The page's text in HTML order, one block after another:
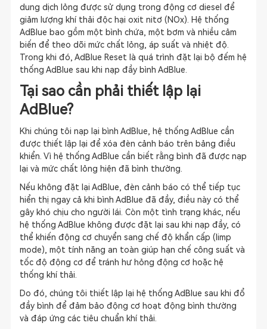
dung dịch lỏng được sử dụng trong động cơ diesel để
giảm lượng khí thải độc hại oxit nitơ (NOx). Hệ thống
AdBlue bao gồm một bình chứa, một bơm và nhiều cảm
biến để theo dõi mức chất lỏng, áp suất và nhiệt độ.
Trong khi đó, AdBlue Reset là quá trình đặt lại bộ đếm hệ
thống AdBlue sau khi nạp đầy bình AdBlue.
Tại sao cần phải thiết lập lại
AdBlue?
Khi chúng tôi nạp lại bình AdBlue, hệ thống AdBlue cần
được thiết lập lại để xóa đèn cảnh báo trên bảng điều
khiển. Vì hệ thống AdBlue cần biết rằng bình đã được nạp
lại và mức chất lỏng hiện đã bình thường.
Nếu không đặt lại AdBlue, đèn cảnh báo có thể tiếp tục
hiển thị ngay cả khi bình AdBlue đã đầy, điều này có thể
gây khó chịu cho người lái. Còn một tình trạng khác, nếu
hệ thống AdBlue không được đặt lại sau khi nạp đầy, có
thể khiến động cơ chuyển sang chế độ khẩn cấp (limp
mode), một tính năng an toàn giúp hạn chế công suất và
tốc độ động cơ để tránh hư hỏng động cơ hoặc hệ
thống khí thải.
Do đó, chúng tôi thiết lập lại hệ thống AdBlue sau khi đổ
đầy bình để đảm bảo động cơ hoạt động bình thường
và đáp ứng các tiêu chuẩn khí thải.